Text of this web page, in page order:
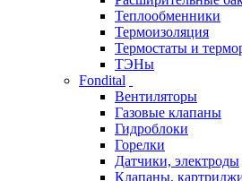
Теплообменники
Термоизоляция
Термостаты и
ТЭНы
Fondital
Вентиляторы
Газовые клапаны
Гидроблоки
Горелки
Датчики, электроды
Клапаны,